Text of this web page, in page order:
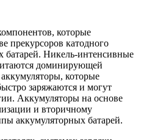
которые
прекурсоров катодного
батарей. Никель-интенсивные
доминирующей
которые
заряжаются и могут
Аккумуляторы на основе
и вторичному
аккумуляторных батарей.